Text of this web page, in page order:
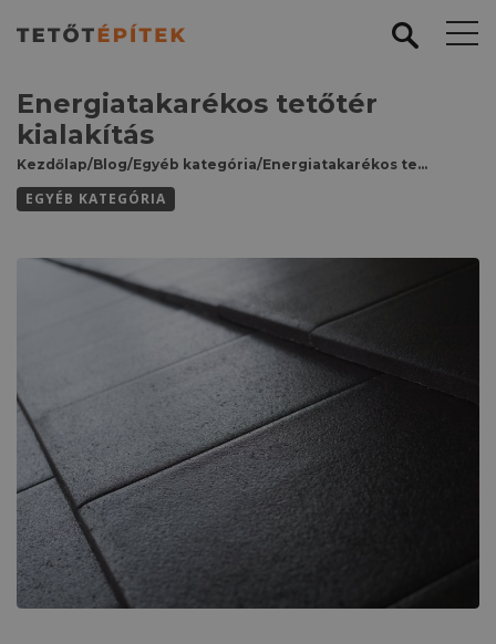
Energiatakarékos tetőtér
kialakítás
Kezdőlap/Blog/Egyéb kategória/ Energiatakarékos tetőtér kialakítás
EGYÉB KATEGÓRIA